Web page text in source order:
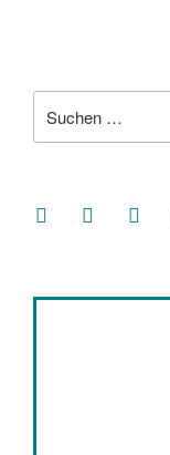
nach:
facebooksoundcloud
twitter